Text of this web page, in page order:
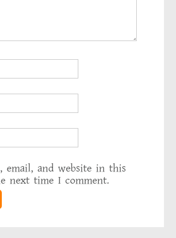
email, and website in this
next time I comment.